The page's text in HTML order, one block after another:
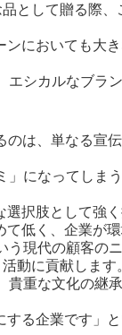
として贈る際、
においても大き
エシカルなブラ
は、単なる宣
になってしま
択肢として強
低く、企業が
現代の顧客の
動に貢献します
重な文化の継
る企業です」